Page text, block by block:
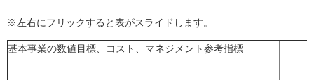
※左右にフリックすると表がスライドします。
基本事業の数値目標、コスト、マネジメント参考指標